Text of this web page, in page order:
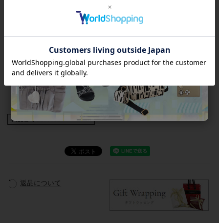
商品は検品済みであり、外箱のダメージとは関連がございませ
送いたします。
【ラッピングについて】
ンでラッピングします。外箱は付属しません。
商品番号 2256032
返品について